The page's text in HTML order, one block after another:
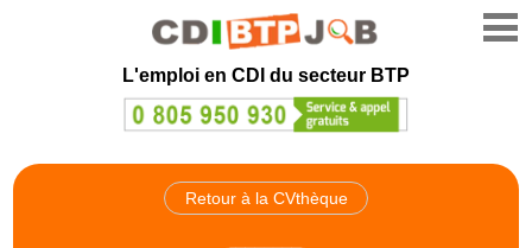
L'emploi en CDI du secteur BTP
Retour à la CVthèque